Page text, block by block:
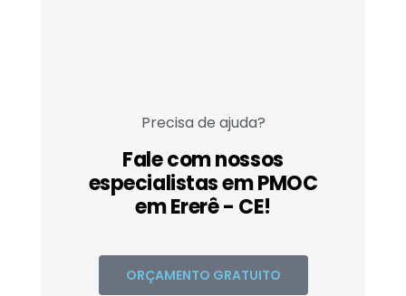
Precisa de ajuda?
Fale com nossos
especialistas em PMOC
em Ererê - CE!
ORÇAMENTO GRATUITO